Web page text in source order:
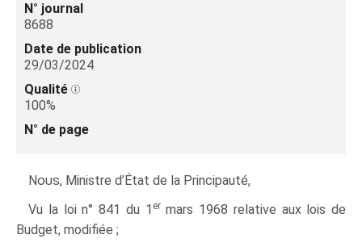
N° journal
8688
Date de publication
29/03/2024
Qualité
100%
N° de page
Nous, Ministre d’État de la Principauté,
Vu la loi n° 841 du 1 er mars 1968 relative aux lois de
Budget, modifiée ;